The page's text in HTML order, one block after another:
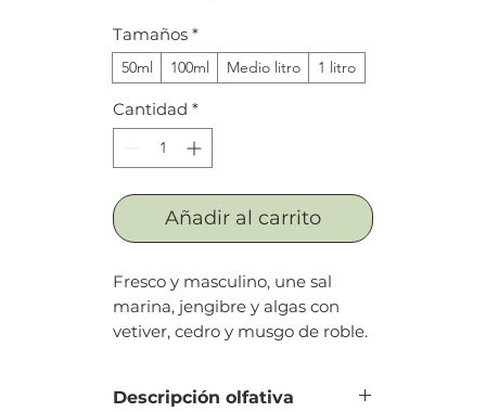
Tamaños *
50ml 100ml Medio litro 1 litro
Cantidad *
Añadir al carrito
Fresco y masculino, une sal
marina, jengibre y algas con
vetiver, cedro y musgo de roble.
Descripción olfativa